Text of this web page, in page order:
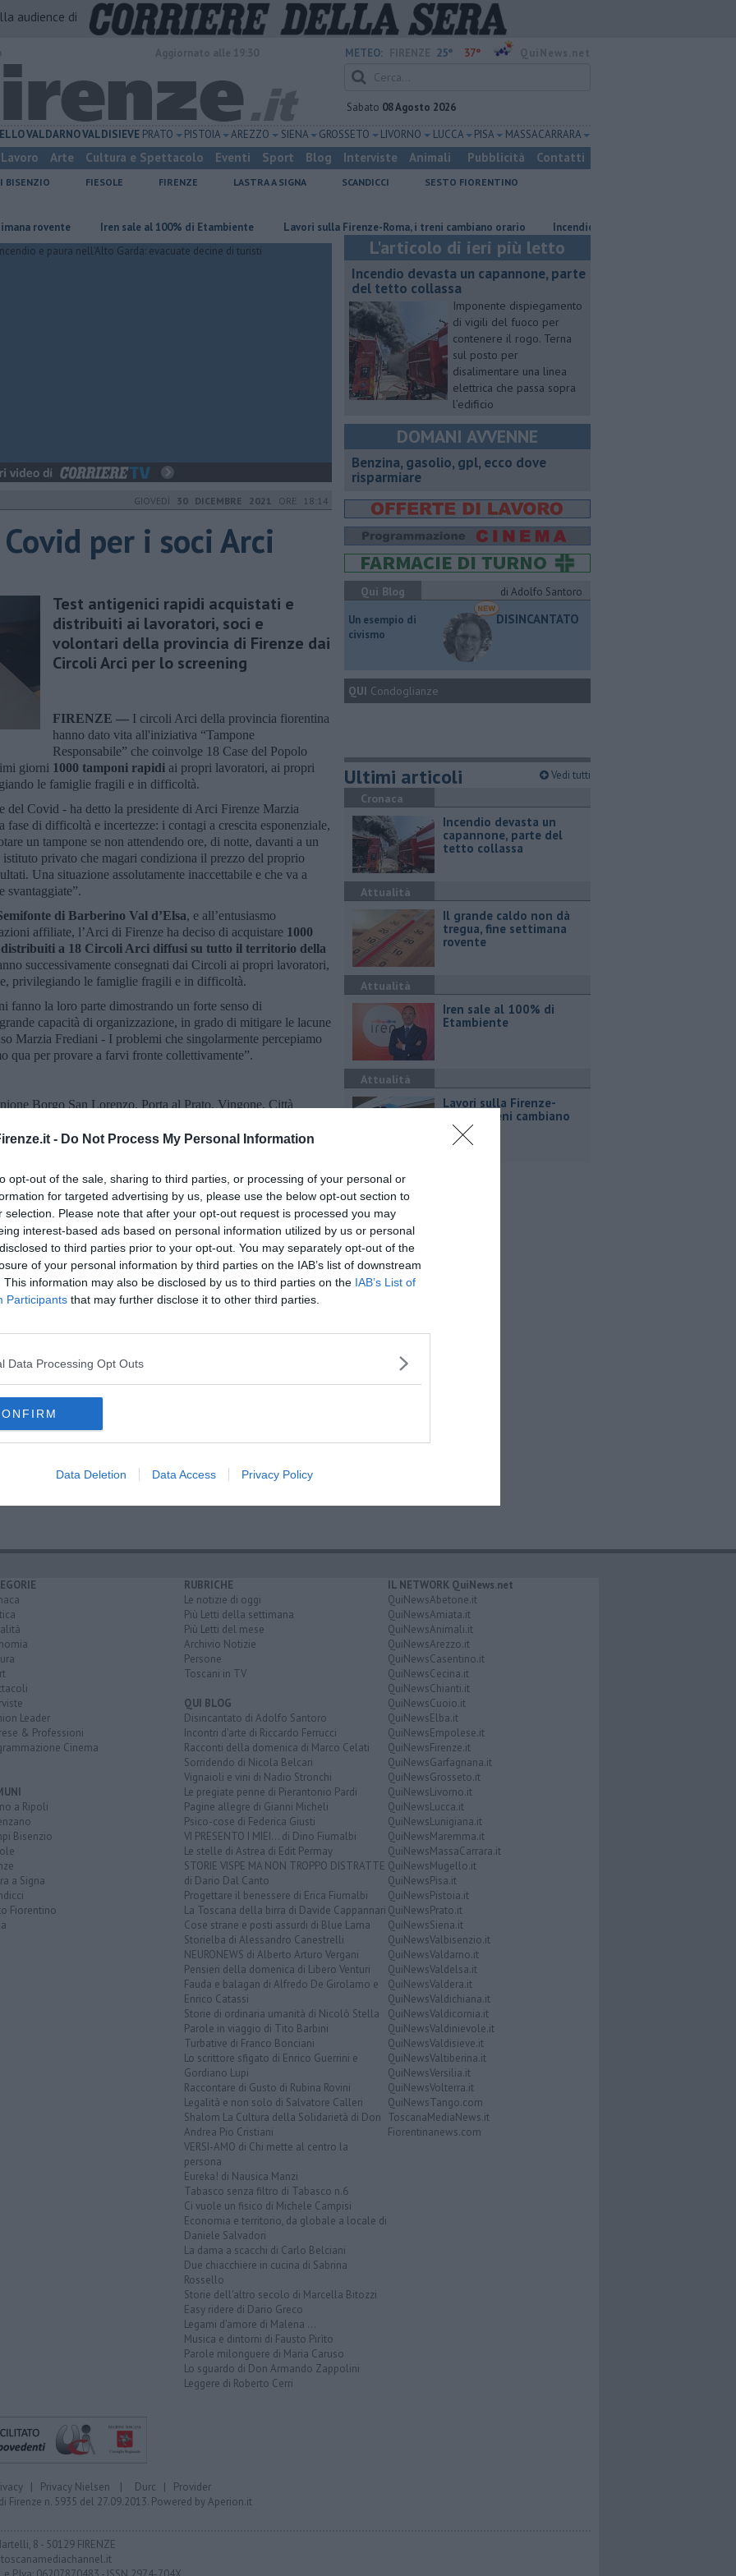
- Do Not Process My Personal Information
opt-out of the sale, sharing to third parties, or processing of your personal or
for targeted advertising by us, please use the below opt-out section to
selection. Please note that after your opt-out request is processed you may
interest-based ads based on personal information utilized by us or personal
to third parties prior to your opt-out. You may separately opt-out of the
of your personal information by third parties on the IAB’s list of downstream
This information may also be disclosed by us to third parties on the IAB’s List of
Participants that may further disclose it to other third parties.
Data Processing Opt Outs
Data Deletion Data Access Privacy Policy
audience di
METEO: 25° 37°
Sabato 08 Agosto 2026
VALDARNOVALDISIEVE PRATO PISTOIA AREZZO SIENA GROSSETO LIVORNO LUCCA PISA MASSA CARRARA
Lavoro Arte Cultura e Spettacolo Eventi Sport Blog Interviste Animali Pubblicità Contatti
BISENZIO FIESOLE FIRENZE LASTRA A SIGNA SCANDICCI
SESTO FIORENTINO
Iren sale al 100% di Etambiente Lavori sulla Firenze-Roma, i treni cambiano orario Incendio devasta un capannone, parte del
GIOVEDÌ 30 DICEMBRE 2021 ORE 18:14
per i soci Arci
Test antigenici rapidi acquistati e
distribuiti ai lavoratori, soci e
volontari della provincia di Firenze dai
Circoli Arci per lo screening
FIRENZE — I circoli Arci della provincia fiorentina
hanno dato vita all'iniziativa “Tampone
Responsabile” che coinvolge 18 Case del Popolo
giorni 1000 tamponi rapidi ai propri lavoratori, ai propri
le famiglie fragili e in difficoltà.
del Covid - ha detto la presidente di Arci Firenze Marzia
fase di difficoltà e incertezze: i contagi a crescita esponenziale,
un tampone se non attendendo ore, di notte, davanti a un
privato che magari condiziona il prezzo del proprio
Una situazione assolutamente inaccettabile e che va a
svantaggiate”.
di Barberino Val d’Elsa, e all’entusiasmo
affiliate, l’Arci di Firenze ha deciso di acquistare 1000
a 18 Circoli Arci diffusi su tutto il territorio della
successivamente consegnati dai Circoli ai propri lavoratori,
privilegiando le famiglie fragili e in difficoltà.
fanno la loro parte dimostrando un forte senso di
capacità di organizzazione, in grado di mitigare le lacune
Marzia Frediani - I problemi che singolarmente percepiamo
qua per provare a farvi fronte collettivamente”.
Borgo San Lorenzo, Porta al Prato, Vingone, Città
di Mugello, Pian di S. Bartolo, San Casciano,
valenza di autocontrollo e non servono per avere o
iscriviti allaNewsletter QUInews - ToscanaMedia.
nella tua casella di posta.
Covid
di Covid
Gkn
impruneta borgo san lorenzo
L'articolo di ieri più letto
Incendio devasta un capannone, parte
del tetto collassa
Imponente dispiegamento
di vigili del fuoco per
contenere il rogo. Terna
sul posto per
disalimentare una linea
elettrica che passa sopra
l’edificio
DOMANI AVVENNE
​Benzina, gasolio, gpl, ecco dove
risparmiare
Qui Blog
di Adolfo Santoro
​Un esempio di
civismo
DISINCANTATO
QUI Condoglianze
Ultimi articoli Vedi tutti
Cronaca
Incendio devasta un
capannone, parte del
tetto collassa
Attualità
Il grande caldo non dà
tregua, fine settimana
rovente
Attualità
Iren sale al 100% di
Etambiente
Attualità
Lavori sulla Firenze-
Roma, i treni cambiano
orario
Leader
& Professioni
Cinema
a Ripoli
Bisenzio
a Signa
Fiorentino
RUBRICHE
Le notizie di oggi
Più Letti della settimana
Più Letti del mese
Archivio Notizie
Persone
Toscani in TV
QUI BLOG
Disincantato di Adolfo Santoro
Incontri d'arte di Riccardo Ferrucci
Racconti della domenica di Marco Celati
Sorridendo di Nicola Belcari
Vignaioli e vini di Nadio Stronchi
Le pregiate penne di Pierantonio Pardi
Pagine allegre di Gianni Micheli
Psico-cose di Federica Giusti
VI PRESENTO I MIEI... di Dino Fiumalbi
Le stelle di Astrea di Edit Permay
STORIE VISPE MA NON TROPPO DISTRATTE
di Dario Dal Canto
Progettare il benessere di Erica Fiumalbi
La Toscana della birra di Davide Cappannari
Cose strane e posti assurdi di Blue Lama
Storielba di Alessandro Canestrelli
NEURONEWS di Alberto Arturo Vergani
Pensieri della domenica di Libero Venturi
Fauda e balagan di Alfredo De Girolamo e
Enrico Catassi
Storie di ordinaria umanità di Nicolò Stella
Parole in viaggio di Tito Barbini
Turbative di Franco Bonciani
Lo scrittore sfigato di Enrico Guerrini e
Gordiano Lupi
Raccontare di Gusto di Rubina Rovini
Legalità e non solo di Salvatore Calleri
Shalom La Cultura della Solidarietà di Don
Andrea Pio Cristiani
VERSI-AMO di Chi mette al centro la
persona
Eureka! di Nausica Manzi
Tabasco senza filtro di Tabasco n.6
Ci vuole un fisico di Michele Campisi
Economia e territorio, da globale a locale di
Daniele Salvadori
La dama a scacchi di Carlo Belciani
Due chiacchiere in cucina di Sabrina
Rossello
Storie dell'altro secolo di Marcella Bitozzi
Easy ridere di Dario Greco
Legami d'amore di Malena ...
Musica e dintorni di Fausto Pirìto
Parole milonguere di Maria Caruso
Lo sguardo di Don Armando Zappolini
Leggere di Roberto Cerri
IL NETWORK QuiNews.net
QuiNewsAbetone.it
QuiNewsAmiata.it
QuiNewsAnimali.it
QuiNewsArezzo.it
QuiNewsCasentino.it
QuiNewsCecina.it
QuiNewsChianti.it
QuiNewsCuoio.it
QuiNewsElba.it
QuiNewsEmpolese.it
QuiNewsFirenze.it
QuiNewsGarfagnana.it
QuiNewsGrosseto.it
QuiNewsLivorno.it
QuiNewsLucca.it
QuiNewsLunigiana.it
QuiNewsMaremma.it
QuiNewsMassaCarrara.it
QuiNewsMugello.it
QuiNewsPisa.it
QuiNewsPistoia.it
QuiNewsPrato.it
QuiNewsSiena.it
QuiNewsValbisenzio.it
QuiNewsValdarno.it
QuiNewsValdelsa.it
QuiNewsValdera.it
QuiNewsValdichiana.it
QuiNewsValdicornia.it
QuiNewsValdinievole.it
QuiNewsValdisieve.it
QuiNewsValtiberina.it
QuiNewsVersilia.it
QuiNewsVolterra.it
QuiNewsTango.com
ToscanaMediaNews.it
Fiorentinanews.com
| Privacy Nielsen | Durc | Provider
n. 5935 del 27.09.2013. Powered byAperion.it
8 - 50129 FIRENZE